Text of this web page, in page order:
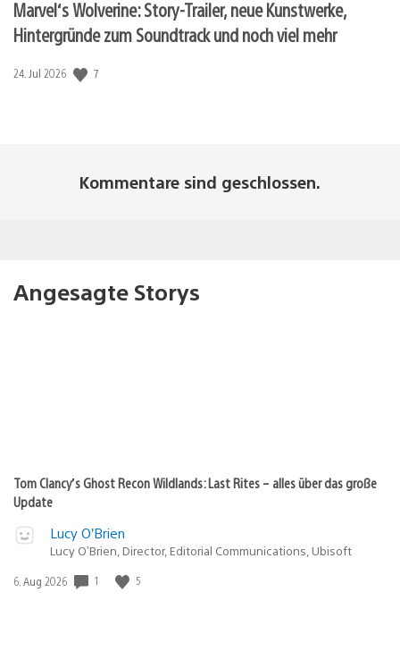
Marvel‘s Wolverine: Story-Trailer, neue Kunstwerke,
Hintergründe zum Soundtrack und noch viel mehr
Veröffentlichungsdatum:
24. Jul 2026 7
Kommentare sind geschlossen.
Angesagte Storys
Tom Clancy’s Ghost Recon Wildlands: Last Rites – alles über das große
Update
Lucy O’Brien
Lucy O’Brien, Director, Editorial Communications, Ubisoft
Veröffentlichungsdatum:
6. Aug 2026 1 5